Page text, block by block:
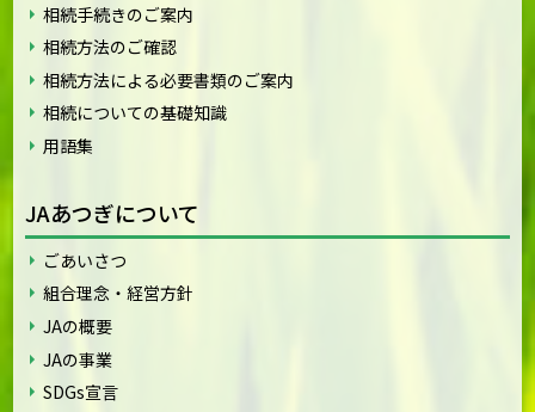
相続手続きのご案内
相続方法のご確認
相続方法による必要書類のご案内
相続についての基礎知識
用語集
JAあつぎについて
ごあいさつ
組合理念・経営方針
JAの概要
JAの事業
SDGs宣言